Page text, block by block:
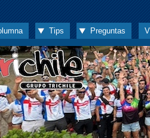
Tips Preguntas